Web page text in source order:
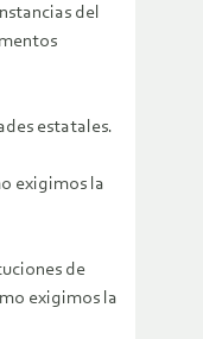
del
estatales.
exigimos la
de
exigimos la